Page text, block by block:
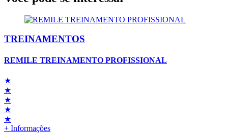
TREINAMENTOS
REMILE TREINAMENTO PROFISSIONAL
★
★
★
★
★
+ Informações